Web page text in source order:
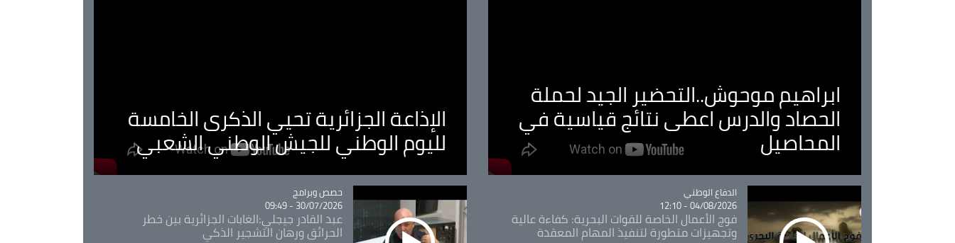
ابراهيم موحوش..التحضير الجيد لحملة
الحصاد والدرس اعطى نتائج قياسية في
المحاصيل
الإذاعة الجزائرية تحيي الذكرى الخامسة
لليوم الوطني للجيش الوطني الشعبي
Catégorie
الدفاع الوطني
04/08/2026 - 12:10
فوج الأعمال الخاصة للقوات البحرية: كفاءة عالية
وتجهيزات متطورة لتنفيذ المهام المعقدة
Catégorie
حصص وبرامج
30/07/2026 - 09:49
عبد القادر جيجلي:الغابات الجزائرية بين خطر
الحرائق ورهان التشجير الذكي